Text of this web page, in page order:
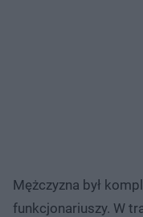
Mężczyzna był
funkcjonariuszy. W